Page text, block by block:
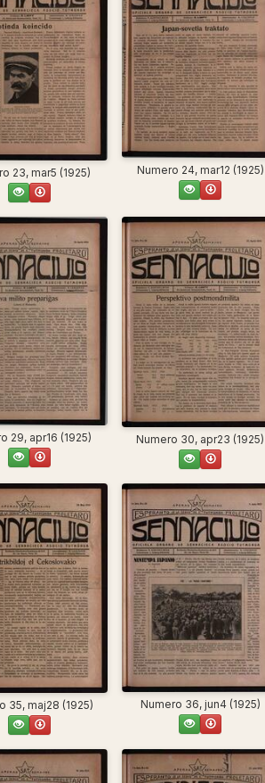
23, mar5 (1925) Numero 24, mar12 (1925)
29, apr16 (1925) Numero 30, apr23 (1925)
35, maj28 (1925) Numero 36, jun4 (1925)